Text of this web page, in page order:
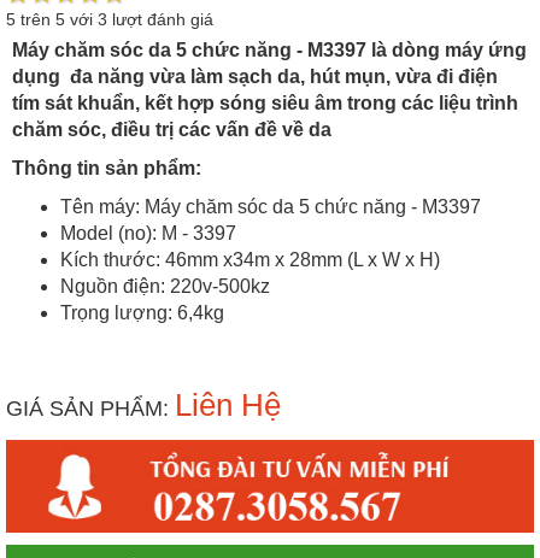
5 trên 5 với 3 lượt đánh giá
Máy chăm sóc da 5 chức năng - M3397 là dòng máy ứng
dụng đa năng vừa làm sạch da, hút mụn, vừa đi điện
tím sát khuẩn, kết hợp sóng siêu âm trong các liệu trình
chăm sóc, điều trị các vấn đề về da
Thông tin sản phẩm:
Tên máy: Máy chăm sóc da 5 chức năng - M3397
Model (no): M - 3397
Kích thước: 46mm x34m x 28mm (L x W x H)
Nguồn điện: 220v-500kz
Trọng lượng: 6,4kg
GIÁ SẢN PHẨM: Liên Hệ